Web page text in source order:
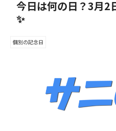
今日は何の日？3月2
✨
個別の記念日